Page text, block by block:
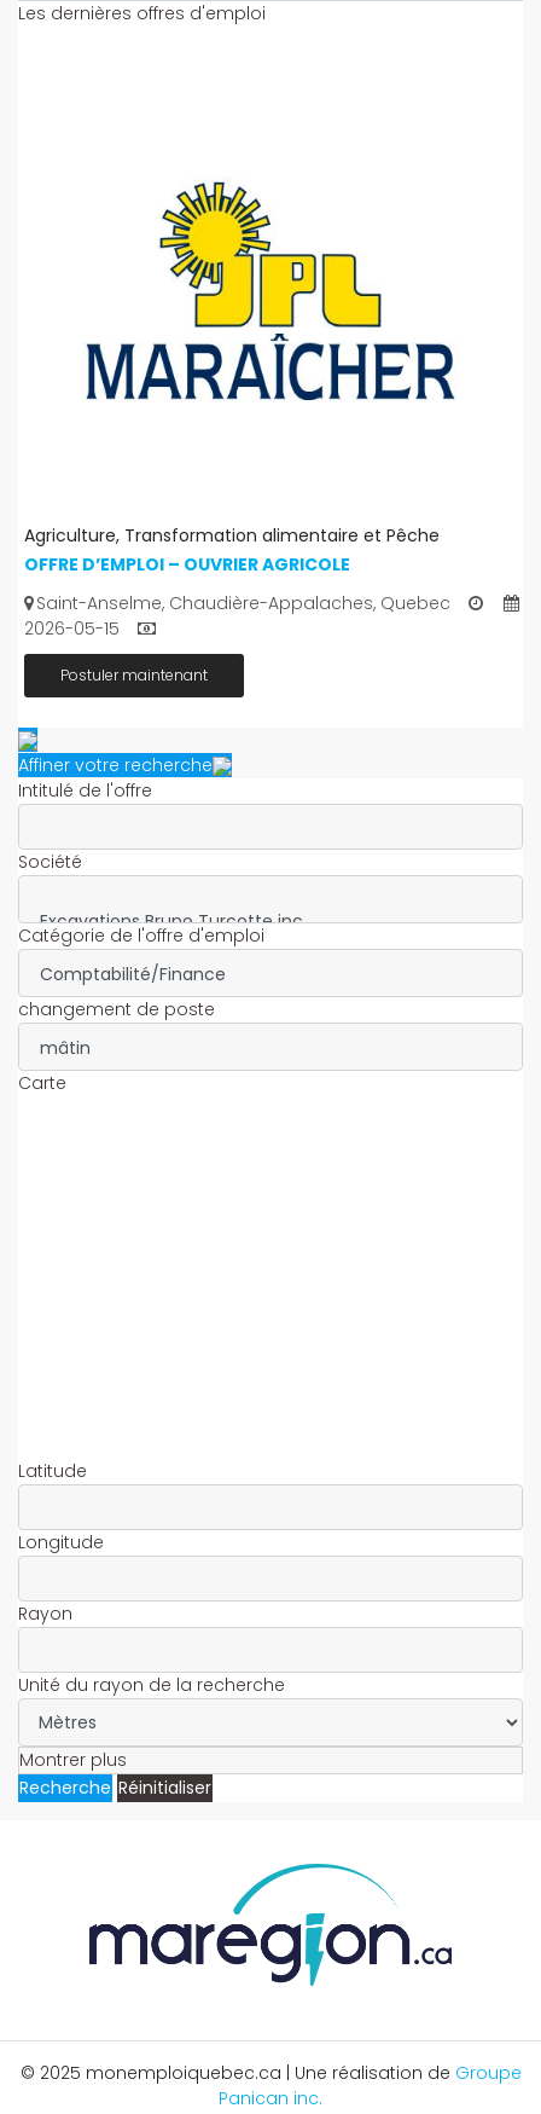
Les dernières offres d'emploi
Agriculture, Transformation alimentaire et Pêche
OFFRE D’EMPLOI – OUVRIER AGRICOLE
Saint-Anselme, Chaudière-Appalaches, Quebec
2026-05-15
Postuler maintenant
Affiner votre recherche
Intitulé de l'offre
Société
Catégorie de l'offre d'emploi
changement de poste
Carte
Latitude
Longitude
Rayon
Unité du rayon de la recherche
Montrer plus
Recherche Réinitialiser
© 2025 monemploiquebec.ca | Une réalisation de Groupe
Panican inc.